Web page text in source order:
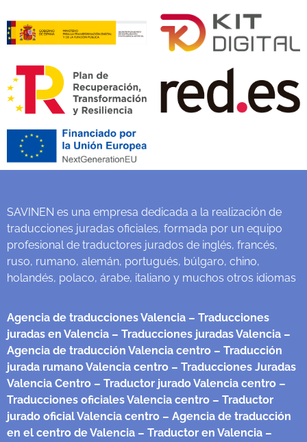
SAVINEN es una empresa dedicada a la realización de
traducciones juradas oficiales, formada por un equipo
profesional de traductores jurados de inglés, francés,
ruso, rumano, alemán, portugués, búlgaro, chino,
holandés, polaco, árabe, italiano y muchos otros idiomas
Agencia de traducciones Valencia – Traducciones
juradas en Valencia – Traducciones juradas Valencia –
Agencia de traducción Valencia centro – Traducción
jurada rumano Valencia centro – Traducciones Juradas
Valencia Centro – Traductor jurado Valencia centro –
Traducciones oficiales Valencia centro – Traductor
jurado oficial Valencia centro – Agencia de traducción
en el centro de Valencia – Traductor en Valencia –